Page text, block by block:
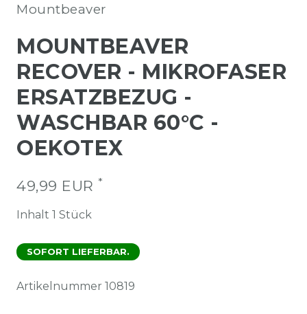
Mountbeaver
MOUNTBEAVER
RECOVER - MIKROFASER
ERSATZBEZUG -
WASCHBAR 60°C -
OEKOTEX
49,99 EUR *
Inhalt 1 Stück
SOFORT LIEFERBAR.
Artikelnummer 10819